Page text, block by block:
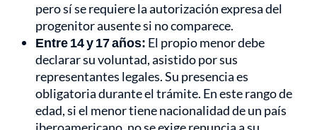
pero sí se requiere la autorización expresa del
progenitor ausente si no comparece.
Entre 14 y 17 años: El propio menor debe
declarar su voluntad, asistido por sus
representantes legales. Su presencia es
obligatoria durante el trámite. En este rango de
edad, si el menor tiene nacionalidad de un país